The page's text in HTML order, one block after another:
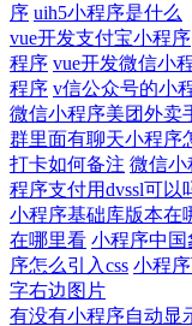
序 uih5小程序是什么
vue开发支付宝小程序
程序 vue开发微信小
程序 v信公众号的小
微信小程序美团外卖
群里面有聊天小程序
打卡如何备注 微信小
程序支付用dvssl可以
小程序基础库版本在
在哪里看 小程序中国
序怎么引入css 小程
字右边图片
有没有小程序自动显